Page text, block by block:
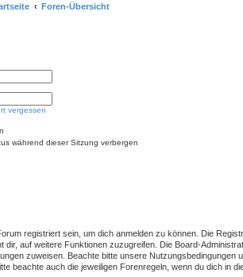
Foren-Übersicht
vergessen
während dieser Sitzung verbergen
registriert sein, um dich anmelden zu können. Die
dir, auf weitere Funktionen zuzugreifen. Die Board-
zuweisen. Beachte bitte unsere Nutzungsbedingungen
beachte auch die jeweiligen Forenregeln, wenn du dich in